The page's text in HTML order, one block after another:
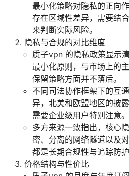
最小化策略对隐私的正向
存在区域性差异，需要结
来判断实际风险。
隐私与合规的对比维度
质子vpn 的隐私政策显示
最小化原则，与市场上的
保留策略方面并不落后。
不同司法协作框架下的互
异，北美和欧盟地区的披
需要企业级用户特别注意。
多方来源一致指出，核心
密、分离的网络隧道以及
都是长期合规性与追踪防护
价格结构与性价比